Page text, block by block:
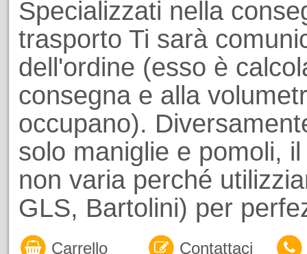
Specializzati nella
trasporto Ti sarà
dell'ordine (esso è
consegna e alla
occupano).
solo maniglie e pomoli,
non varia perché
GLS, Bartolini) per
Carrello Contattaci